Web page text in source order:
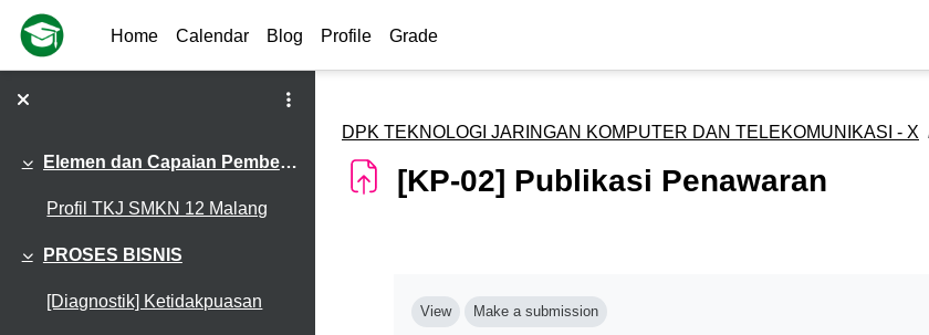
Skip to main content
Home
Calendar Blog Profile Grade
Collapse
Elemen dan Capaian Pembelajaran Dasar Program Keahlian TJKT Kelas X
Profil TKJ SMKN 12 Malang
Collapse
PROSES BISNIS
[Diagnostik] Ketidakpuasan
DPK TEKNOLOGI JARINGAN KOMPUTER DAN TELEKOMUNIKASI - X
[KP-02] Publikasi Penawaran
View Make a submission